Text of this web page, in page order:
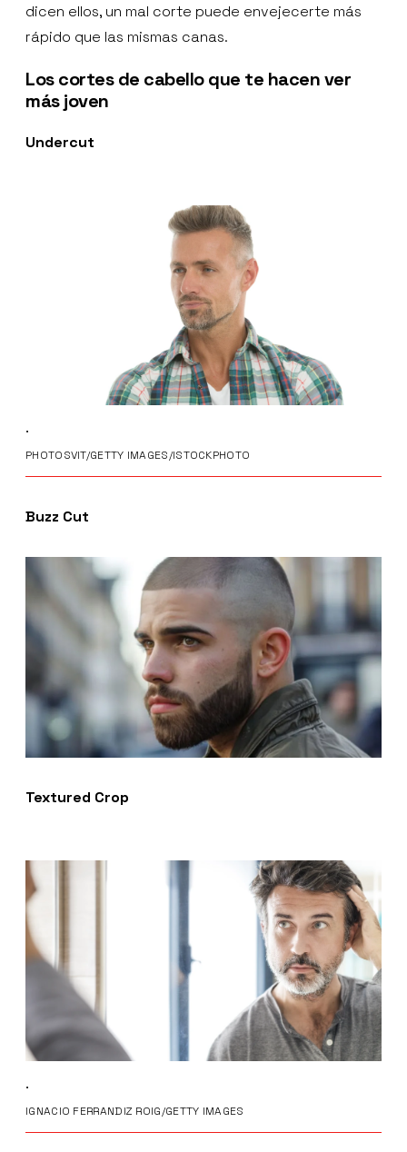
dicen ellos, un mal corte puede envejecerte más
rápido que las mismas canas.
Los cortes de cabello que te hacen ver
más joven
Undercut
.
PHOTOSVIT/GETTY IMAGES/ISTOCKPHOTO
Buzz Cut
Textured Crop
.
IGNACIO FERRANDIZ ROIG/GETTY IMAGES